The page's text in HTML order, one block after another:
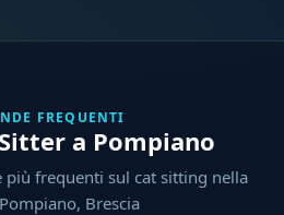
FREQUENTI
a Pompiano
più frequenti sul cat sitting nella
Brescia